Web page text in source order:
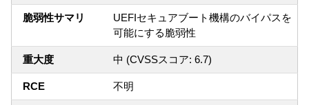
脆弱性サマリ
UEFIセキュアブート機構のバイパスを
可能にする脆弱性
重大度 中 (CVSSスコア: 6.7)
RCE 不明